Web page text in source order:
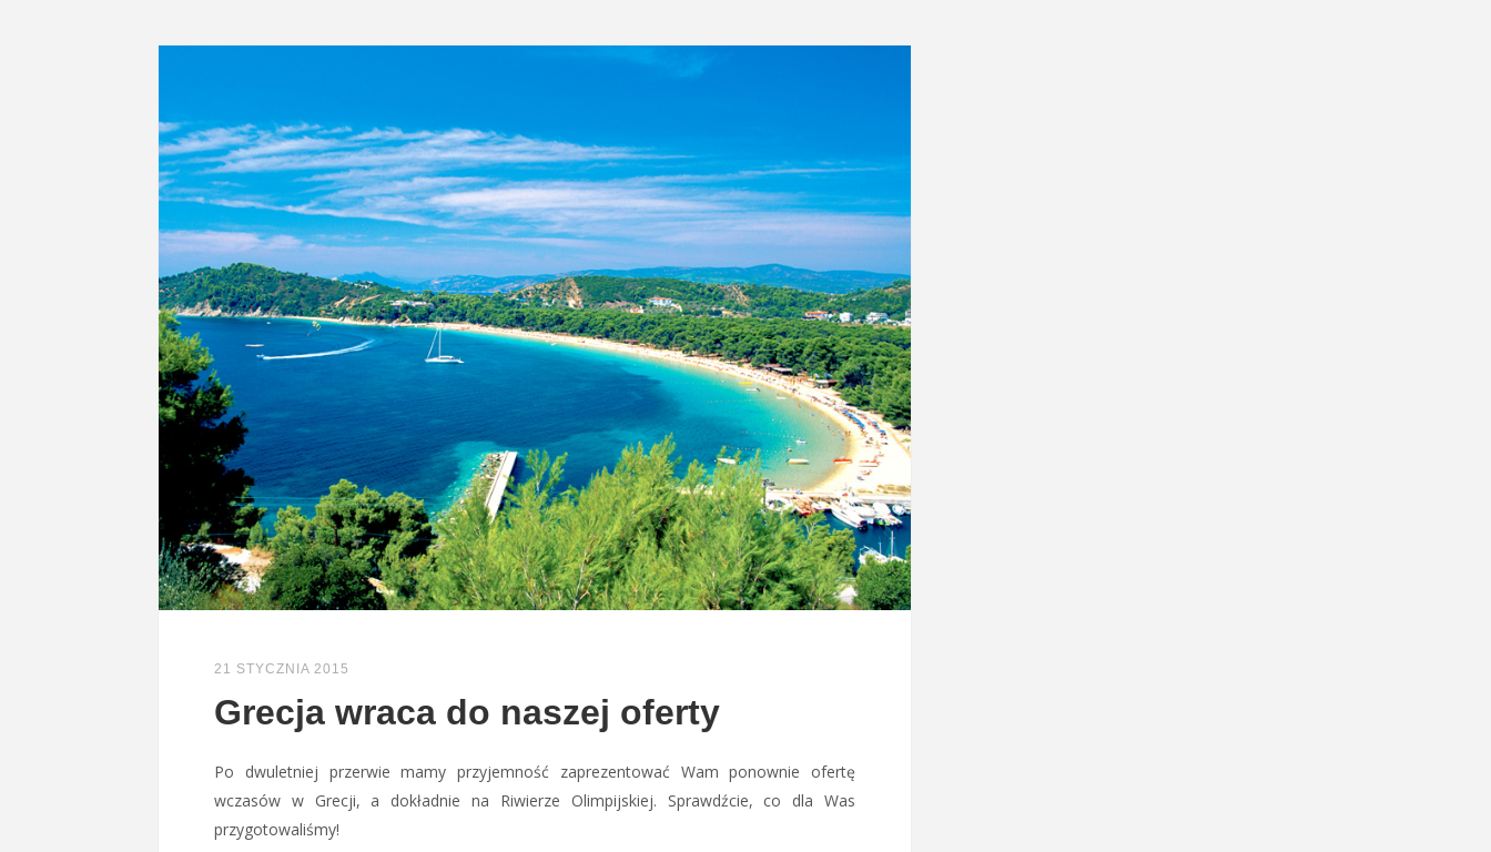
21 STYCZNIA 2015
Grecja wraca do naszej oferty
Po dwuletniej przerwie mamy przyjemność zaprezentować Wam ponownie ofertę
wczasów w Grecji, a dokładnie na Riwierze Olimpijskiej. Sprawdźcie, co dla Was
przygotowaliśmy!